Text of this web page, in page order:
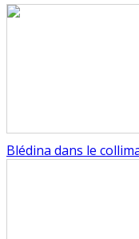
Blédina dans le